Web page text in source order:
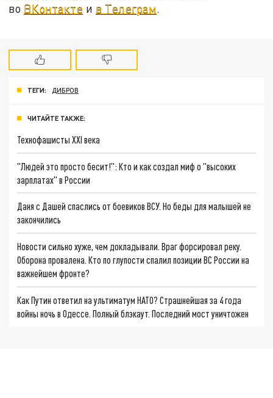
во ВКонтакте и в Телеграм
ТЕГИ: ДИБРОВ
ЧИТАЙТЕ ТАКЖЕ:
Технофашисты XXI века
"Людей это просто бесит!": Кто и как создал миф о "высоких
зарплатах" в России
Даня с Дашей спаслись от боевиков ВСУ. Но беды для малышей не
закончились
Новости сильно хуже, чем докладывали. Враг форсировал реку.
Оборона провалена. Кто по глупости спалил позиции ВС России на
важнейшем фронте?
Как Путин ответил на ультиматум НАТО? Страшнейшая за 4 года
войны ночь в Одессе. Полный блэкаут. Последний мост уничтожен